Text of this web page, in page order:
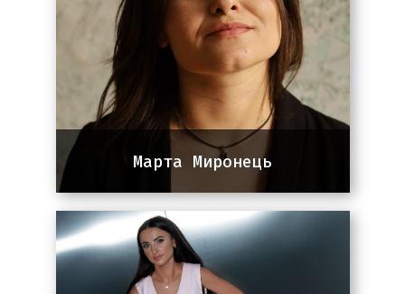
Марта Миронець
Team lead команди SEO
Працює з корпоративними
платформами та стартапами, з
галузями хімічної сировини,
громадського харчування,